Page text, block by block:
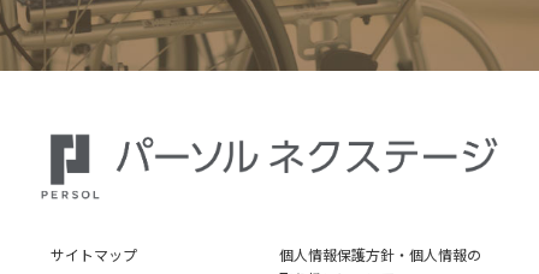
サイトマップ
個人情報保護方針・個人情報の